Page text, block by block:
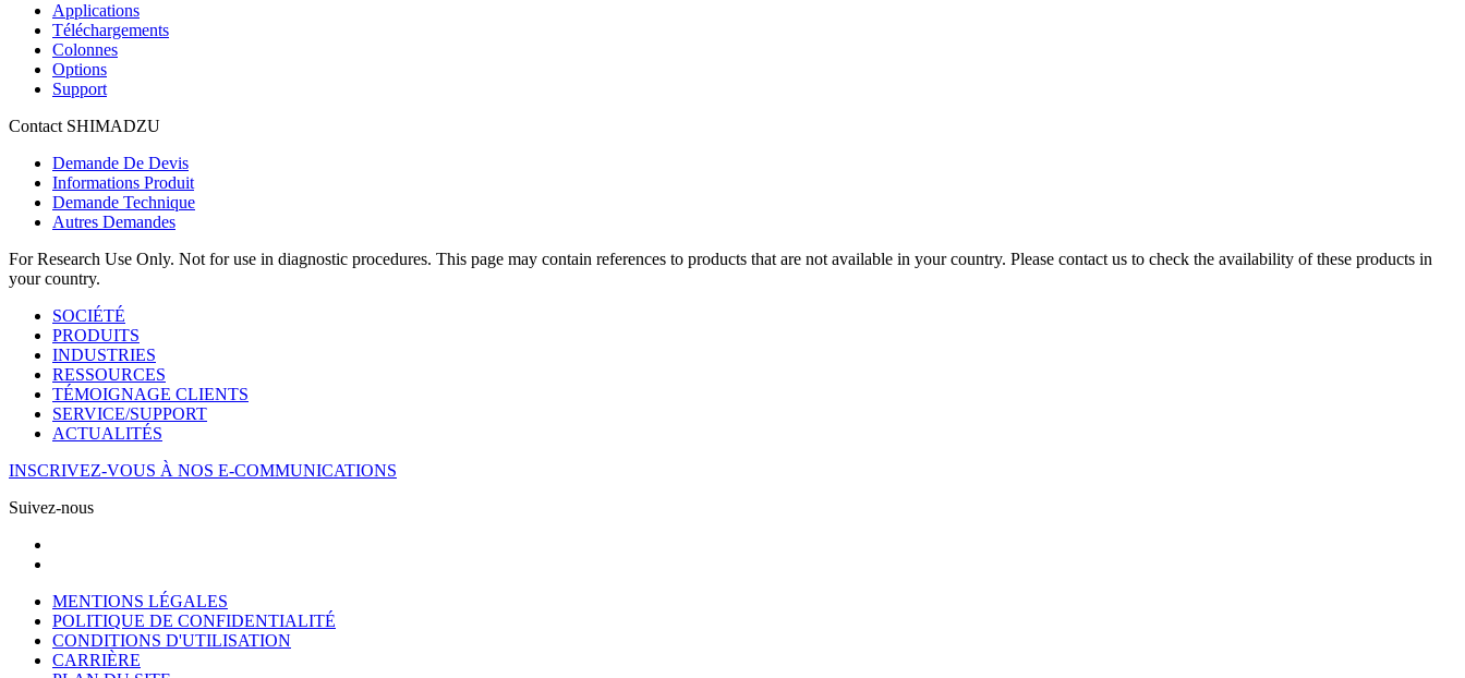
Applications
Téléchargements
Colonnes
Options
Support
Contact SHIMADZU
Demande De Devis
Informations Produit
Demande Technique
Autres Demandes
For Research Use Only. Not for use in diagnostic procedures. This page may contain references to products that are not available in your country. Please contact us to check the availability of these products in
your country.
SOCIÉTÉ
PRODUITS
INDUSTRIES
RESSOURCES
TÉMOIGNAGE CLIENTS
SERVICE/SUPPORT
ACTUALITÉS
INSCRIVEZ-VOUS À NOS E-COMMUNICATIONS
Suivez-nous
MENTIONS LÉGALES
POLITIQUE DE CONFIDENTIALITÉ
CONDITIONS D'UTILISATION
CARRIÈRE